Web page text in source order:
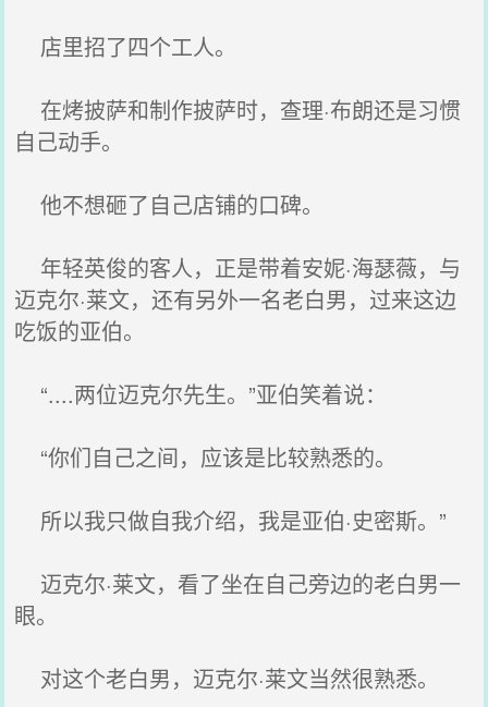
店里招了四个工人。
在烤披萨和制作披萨时，查理·布朗还是习惯
自己动手。
他不想砸了自己店铺的口碑。
年轻英俊的客人，正是带着安妮·海瑟薇，与
迈克尔·莱文，还有另外一名老白男，过来这边
吃饭的亚伯。
“....两位迈克尔先生。”亚伯笑着说：
“你们自己之间，应该是比较熟悉的。
所以我只做自我介绍，我是亚伯·史密斯。”
迈克尔·莱文，看了坐在自己旁边的老白男一
眼。
对这个老白男，迈克尔·莱文当然很熟悉。